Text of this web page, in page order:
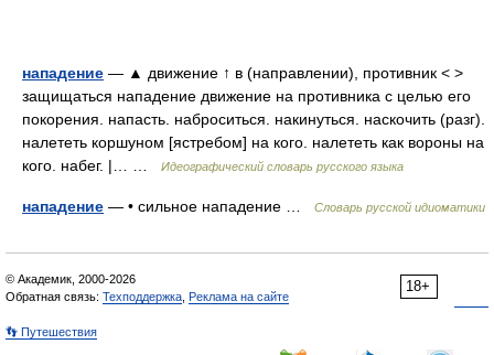
нападение — ▲ движение ↑ в (направлении), противник < >
защищаться нападение движение на противника с целью его
покорения. напасть. наброситься. накинуться. наскочить (разг).
налететь коршуном [ястребом] на кого. налететь как вороны на
кого. набег. |… …
Идеографический словарь русского языка
нападение — • сильное нападение … Словарь русской идиоматики
18+
© Академик, 2000-2026
Обратная связь: Техподдержка Реклама на сайте
👣 Путешествия